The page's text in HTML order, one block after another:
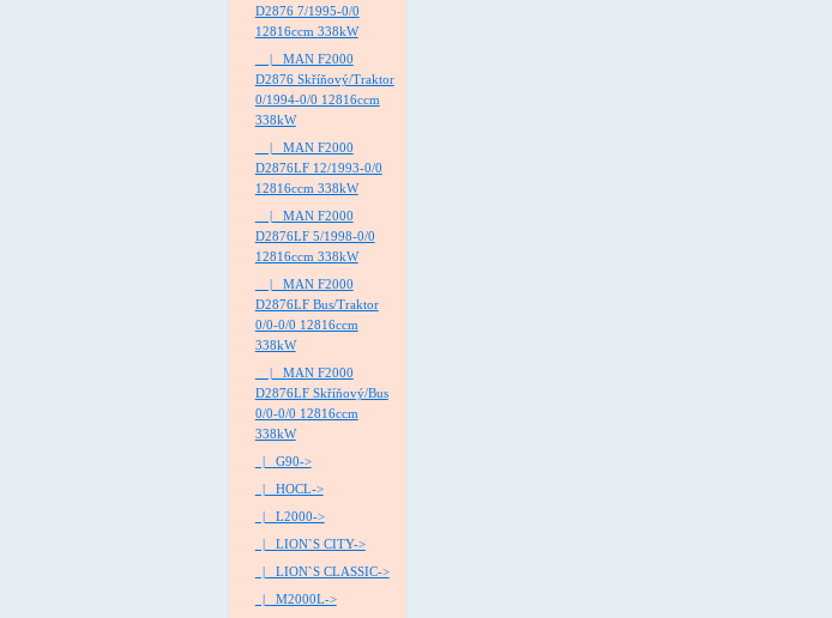
D2876 7/1995-0/0
12816ccm 338kW
|_ MAN F2000
D2876 Skříňový/Traktor
0/1994-0/0 12816ccm
338kW
|_ MAN F2000
D2876LF 12/1993-0/0
12816ccm 338kW
|_ MAN F2000
D2876LF 5/1998-0/0
12816ccm 338kW
|_ MAN F2000
D2876LF Bus/Traktor
0/0-0/0 12816ccm
338kW
|_ MAN F2000
D2876LF Skříňový/Bus
0/0-0/0 12816ccm
338kW
|_ G90->
|_ HOCL->
|_ L2000->
|_ LION`S CITY->
|_ LION`S CLASSIC->
|_ M2000L->